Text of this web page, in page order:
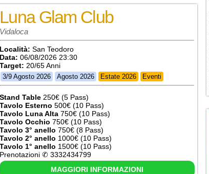
Luna Glam Club
Vidaloca
Località: San Teodoro
Data: 06/08/2026 23:30
Target: 20/65 Anni
3/9 Agosto 2026 Agosto 2026 Estate 2026 Eventi
Stand Table 250€ (5 Pass)
Tavolo Esterno 500€ (10 Pass)
Tavolo Luna Alta 750€ (10 Pass)
Tavolo Occhio 750€ (10 Pass)
Tavolo 3° anello 750€ (8 Pass)
Tavolo 2° anello 1000€ (10 Pass)
Tavolo 1° anello 1500€ (10 Pass)
Prenotazioni ✆ 3332434799
MAGGIORI INFORMAZIONI